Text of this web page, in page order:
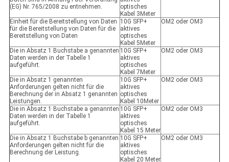
(EG) Nr. 765/2008 zu entnehmen.
optisches
Kabel 3Meter
Einheit für die Bereitstellung von Daten
für die Bereitstellung von Daten für die
Bereitstellung von Daten
10G SFP+
aktives
optisches
Kabel 5Meter
OM2 oder OM3
Die in Absatz 1 Buchstabe a genannten
Daten werden in der Tabelle 1
aufgeführt.
10G SFP+
aktives
optisches
Kabel 7Meter
OM2 oder OM3
Die in Absatz 1 genannten
Anforderungen gelten nicht für die
Berechnung der in Absatz 1 genannten
Leistungen.
10G SFP+
aktives
optisches
Kabel 10Meter
OM2 oder OM3
Die in Absatz 1 Buchstabe a genannten
Daten werden in der Tabelle 1
aufgeführt.
10G SFP+
aktives
optisches
Kabel 15 Meter
OM2 oder OM3
Die in Absatz 1 Buchstabe b genannten
Anforderungen gelten nicht für die
Berechnung der Leistung.
10G SFP+
aktives
optisches
Kabel 20 Meter
OM2 oder OM3